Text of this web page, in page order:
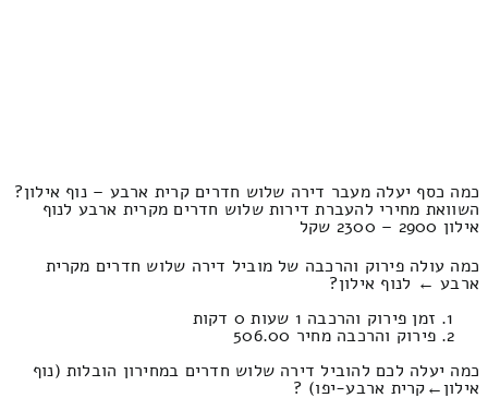
כמה כסף יעלה מעבר דירה שלוש חדרים קרית ארבע – נוף אילון?
השוואת מחירי להעברת דירות שלוש חדרים מקרית ארבע לנוף
אילון 2900 – 2300 שקל
כמה עולה פירוק והרכבה של מוביל דירה שלוש חדרים מקרית
ארבע ← לנוף אילון?
זמן פירוק והרכבה 1 שעות 0 דקות
פירוק והרכבה מחיר 506.00
כמה יעלה לכם להוביל דירה שלוש חדרים במחירון הובלות (נוף
אילון‎←‏קרית ארבע-יפו) ?